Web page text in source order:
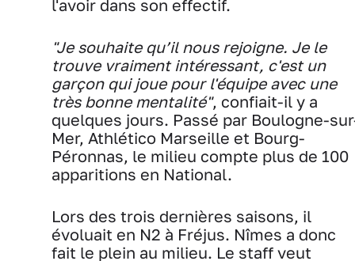
l'avoir dans son effectif.
"Je souhaite qu’il nous rejoigne. Je le
trouve vraiment intéressant, c'est un
garçon qui joue pour l'équipe avec une
très bonne mentalité", confiait-il y a
quelques jours. Passé par Boulogne-
Mer, Athlético Marseille et Bourg-
Péronnas, le milieu compte plus de 100
apparitions en National.
Lors des trois dernières saisons, il
évoluait en N2 à Fréjus. Nîmes a donc
fait le plein au milieu. Le staff veut